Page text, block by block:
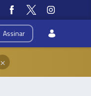
Assinar
×